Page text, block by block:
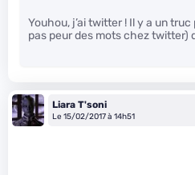
Youhou, j’ai twitter ! Il y a un
pas peur des mots chez twitter)
Liara T'soni
Le 15/02/2017 à 14h51